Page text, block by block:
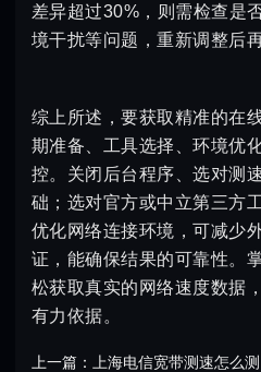
差异超过30%，则需检查是
境干扰等问题，重新调整后
综上所述，要获取精准的在
期准备、工具选择、环境优
控。关闭后台程序、选对测
础；选对官方或中立第三方
优化网络连接环境，可减少
证，能确保结果的可靠性。
松获取真实的网络速度数据
有力依据。
上一篇：
上海电信宽带测速怎么